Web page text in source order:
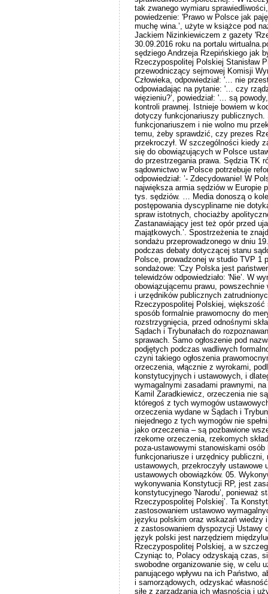
tak zwanego wymiaru
powiedzenie: 'Prawo w Polsce jak
muchę wina.’, użyte w książce pod
Jackiem Nizinkiewiczem z gazety
30.09.2016 roku na portalu
sędziego Andrzeja Rzepińskiego jak
Rzeczypospolitej Polskiej Stanisław
przewodniczący sejmowej Komisji
Człowieka, odpowiedział: '… nie
odpowiadając na pytanie: '… czy
więzieniu?’, powiedział: '… są
kontroli prawnej. Istnieje bowiem w
dotyczy funkcjonariuszy
funkcjonariuszem i nie wolno mu
temu, żeby sprawdzić, czy prezes
przekroczył. W szczególności kiedy
się do obowiązujących w Polsce
do przestrzegania prawa. Sędzia TK
sądownictwo w Polsce potrzebuje
odpowiedział: ’- Zdecydowanie! W
największa armia sędziów w Europie
tys. sędziów. … Media donoszą o
postępowania dyscyplinarne nie
spraw istotnych, chociażby
Zastanawiający jest też opór przed
majątkowych.’. Spostrzeżenia te
sondażu przeprowadzonego w dniu
podczas debaty dotyczącej stanu
Polsce, prowadzonej w studio TVP 1
sondażowe: 'Czy Polska jest
telewidzów odpowiedziało: 'Nie’. W
obowiązującemu prawu,
i urzędników publicznych
Rzeczypospolitej Polskiej, większość
sposób formalnie prawomocny do
rozstrzygnięcia, przed odnośnymi
Sądach i Trybunałach do
sprawach. Samo ogłoszenie pod
podjętych podczas wadliwych
czyni takiego ogłoszenia
orzeczenia, włącznie z wyrokami,
konstytucyjnych i ustawowych, i
wymagalnymi zasadami prawnymi, na
Kamil Zaradkiewicz, orzeczenia nie
któregoś z tych wymogów
orzeczenia wydane w Sądach i
niejednego z tych wymogów nie
jako orzeczenia – są pozbawione
rzekome orzeczenia, rzekomych
poza-ustawowymi stanowiskami
funkcjonariusze i urzędnicy publiczni,
ustawowych, przekroczyły ustawowe
ustawowych obowiązków. 05.
wykonywania Konstytucji RP, jest
konstytucyjnego 'Narodu’, ponieważ
Rzeczypospolitej Polskiej’. Ta
zastosowaniem ustawowo
języku polskim oraz wskazań wiedzy
z zastosowaniem dyspozycji Ustawy
język polski jest narzędziem
Rzeczypospolitej Polskiej, a w
Czyniąc to, Polacy odzyskają czas,
swobodne organizowanie się, w celu
panującego wpływu na ich Państwo,
i samorządowych, odzyskać
siłę z zarządzania ich własnością i